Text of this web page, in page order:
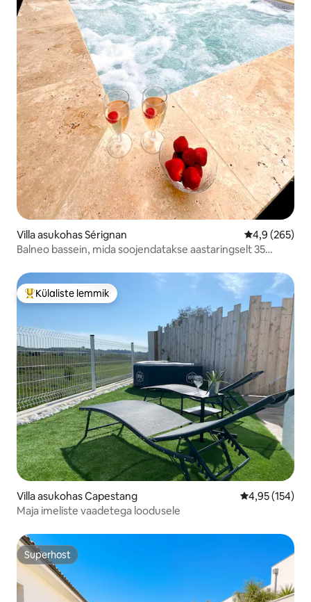
Villa asukohas Sérignan Keskmine
4,9 (265)
Balneo bassein, mida soojendatakse aastaringselt 35
Külaliste suur lemmik
Külaliste lemmik
Villa asukohas Capestang Keskmine
4,95 (154)
Maja imeliste vaadetega loodusele
Superhost
Superhost